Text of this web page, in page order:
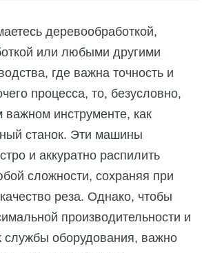
деревообработкой,
или любыми другими
где важна точность и
процесса, то, безусловно,
важном инструменте, как
станок. Эти машины
и аккуратно распилить
сложности, сохраняя при
реза. Однако, чтобы
производительности и
службы оборудования, важно